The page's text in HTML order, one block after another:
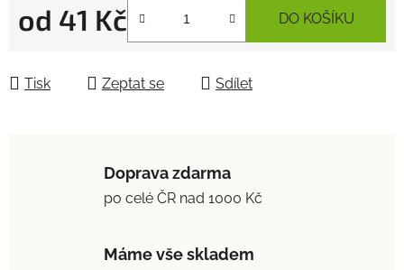
od 41 Kč DO KOŠÍKU
Tisk Zeptat se Sdílet
Doprava zdarma
po celé ČR nad 1000 Kč
Máme vše skladem